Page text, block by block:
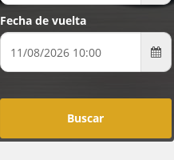
Fecha de vuelta